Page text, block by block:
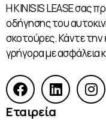
Η KINISIS LEASE σας
οδήγησης του
σκοτούρες. Κάντε
γρήγορα με ασφάλεια
Εταιρεία